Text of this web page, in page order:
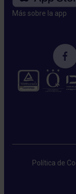
Más sobre la app​
Política de